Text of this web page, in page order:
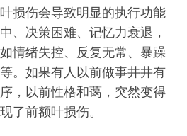
损伤会导致明显的执行功能
、决策困难、记忆力衰退，
情绪失控、反复无常、暴躁
。如果有人以前做事井井有
，以前性格和蔼，突然变得
了前额叶损伤。